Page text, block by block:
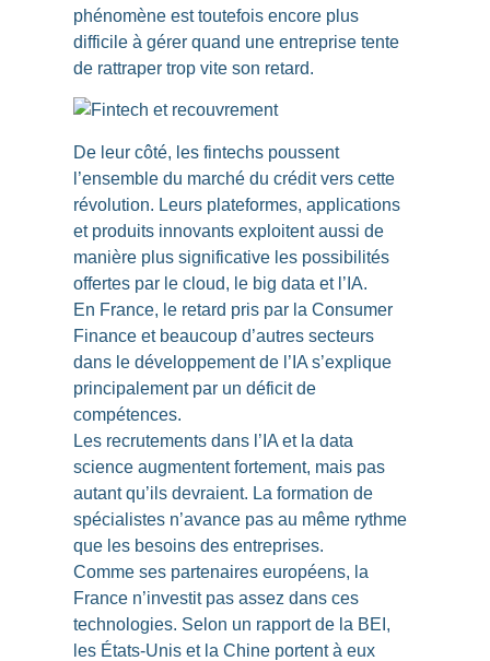
phénomène est toutefois encore plus
difficile à gérer quand une entreprise tente
de rattraper trop vite son retard.
De leur côté, les fintechs poussent
l’ensemble du marché du crédit vers cette
révolution. Leurs plateformes, applications
et produits innovants exploitent aussi de
manière plus significative les possibilités
offertes par le cloud, le big data et l’IA.
En France, le retard pris par la Consumer
Finance et beaucoup d’autres secteurs
dans le développement de l’IA s’explique
principalement par undéficit de
compétences.
Les recrutements dans l’IA et la data
science augmentent fortement, mais pas
autant qu’ils devraient. La formation de
spécialistes n’avance pas au même rythme
que les besoins des entreprises.
Comme ses partenaires européens, la
France n’investit pas assez dans ces
technologies. Selon un rapport de la BEI,
les États-Unis et la Chine portent à eux